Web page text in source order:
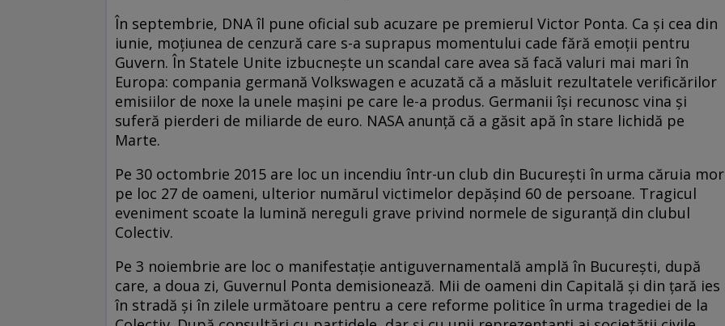
În septembrie, DNA îl pune oficial sub acuzare pe premierul Victor Ponta. Ca şi cea din
iunie, moţiunea de cenzură care s-a suprapus momentului cade fără emoţii pentru
Guvern. În Statele Unite izbucneşte un scandal care avea să facă valuri mai mari în
Europa: compania germană Volkswagen e acuzată că a măsluit rezultatele verificărilor
emisiilor de noxe la unele maşini pe care le-a produs. Germanii îşi recunosc vina şi
suferă pierderi de miliarde de euro. NASA anunţă că a găsit apă în stare lichidă pe
Marte.
Pe 30 octombrie 2015 are loc un incendiu într-un club din Bucureşti în urma căruia mor
pe loc 27 de oameni, ulterior numărul victimelor depăşind 60 de persoane. Tragicul
eveniment scoate la lumină nereguli grave privind normele de siguranţă din clubul
Colectiv.
Pe 3 noiembrie are loc o manifestaţie antiguvernamentală amplă în Bucureşti, după
care, a doua zi, Guvernul Ponta demisionează. Mii de oameni din Capitală și din țară ies
în stradă şi în zilele următoare pentru a cere reforme politice în urma tragediei de la